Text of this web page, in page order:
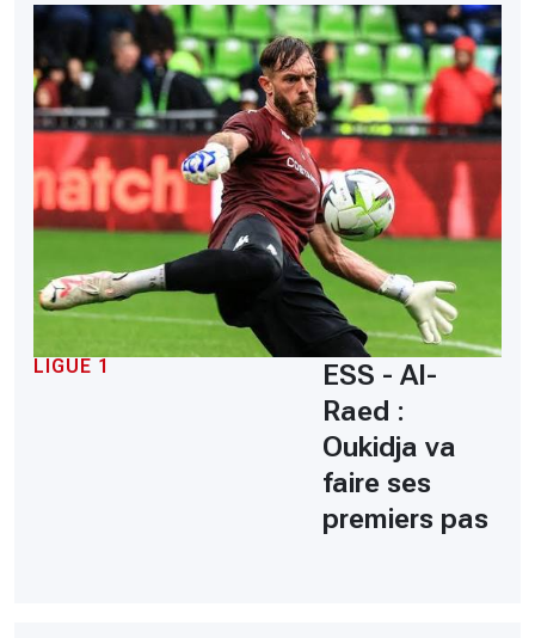
LIGUE 1
ESS - Al-
Raed :
Oukidja va
faire ses
premiers pas